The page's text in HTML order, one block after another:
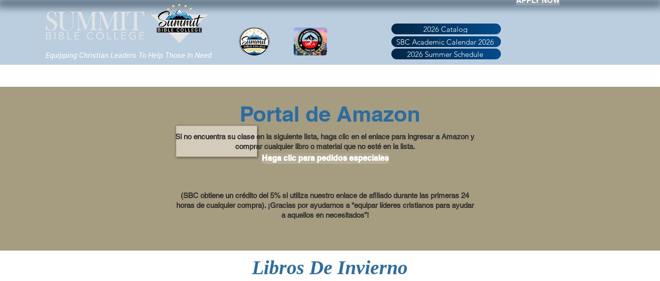
Equipping Christian Leaders To Help Those In Need
2026 Catalog
SBC Academic Calendar 2026
2026 Summer Schedule
Si no encuentra su clase en la siguiente lista, haga clic en el enlace para ingresar a Amazon y
comprar cualquier libro o material que no esté en la lista.
(SBC obtiene un crédito del 5% si utiliza nuestro enlace de afiliado durante las primeras 24
horas de cualquier compra). ¡Gracias por ayudarnos a “equipar líderes cristianos para ayudar
a aquellos en necesitados”!
Haga clic para pedidos especiales
Portal de Amazon
Libros De Invierno